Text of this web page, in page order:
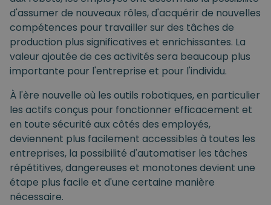
d'assumer de nouveaux rôles, d'acquérir de nouvelles
compétences pour travailler sur des tâches de
production plus significatives et enrichissantes. La
valeur ajoutée de ces activités sera beaucoup plus
importante pour l'entreprise et pour l'individu.
À l'ère nouvelle où les outils robotiques, en particulier
les actifs conçus pour fonctionner efficacement et
en toute sécurité aux côtés des employés,
deviennent plus facilement accessibles à toutes les
entreprises, la possibilité d'automatiser les tâches
répétitives, dangereuses et monotones devient une
étape plus facile et d'une certaine manière
nécessaire.